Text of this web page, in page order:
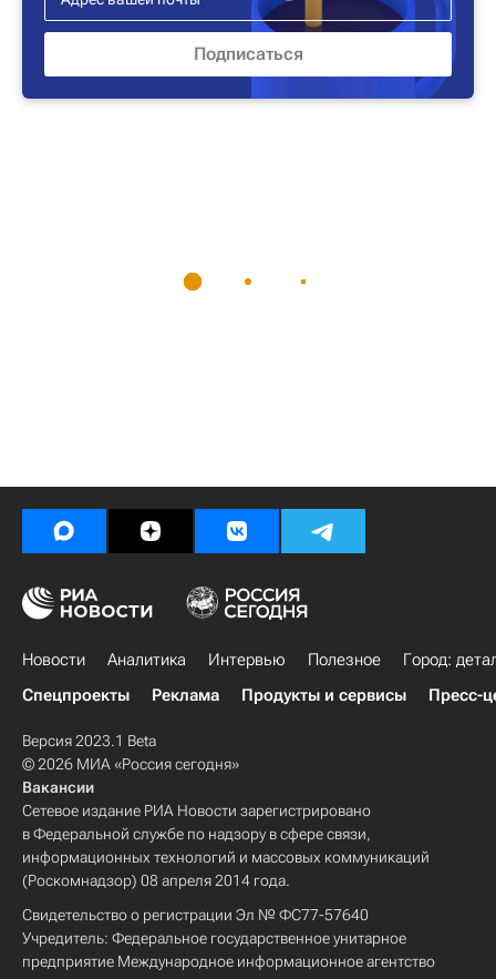
Новости Аналитика Интервью Полезное
Город:
Спецпроекты
Реклама Продукты и сервисы Пресс-
Версия 2023.1 Beta
© 2026 МИА «Россия сегодня»
Вакансии
Сетевое издание РИА Новости зарегистрировано
в Федеральной службе по надзору в сфере связи,
информационных технологий и массовых коммуникаций
(Роскомнадзор) 08 апреля 2014 года.
Свидетельство о регистрации Эл № ФС77-57640
Учредитель: Федеральное государственное унитарное
предприятие Международное информационное агентство